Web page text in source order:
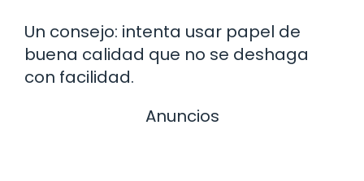
Un consejo: intenta usar papel de
buena calidad que no se deshaga
con facilidad.
Anuncios